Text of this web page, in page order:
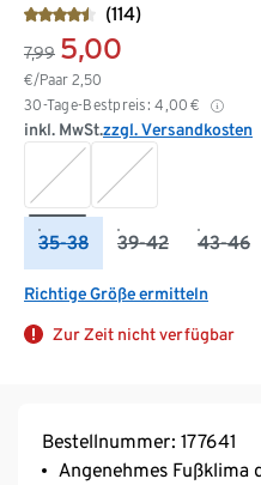
(114)
7,99 5,00
€/Paar 2,50
30-Tage-Bestpreis: 4,00 €
inkl. MwSt.zzgl. Versandkosten
35-38 39-42 43-46
Richtige Größe ermitteln
Zur Zeit nicht verfügbar
Bestellnummer: 177641
Angenehmes Fußklima